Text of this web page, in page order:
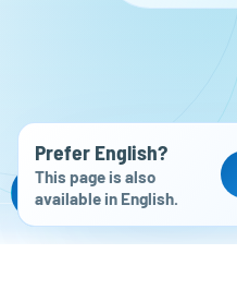
Kostenloser Website-Check
Prefer English?
This page is also
available in English.